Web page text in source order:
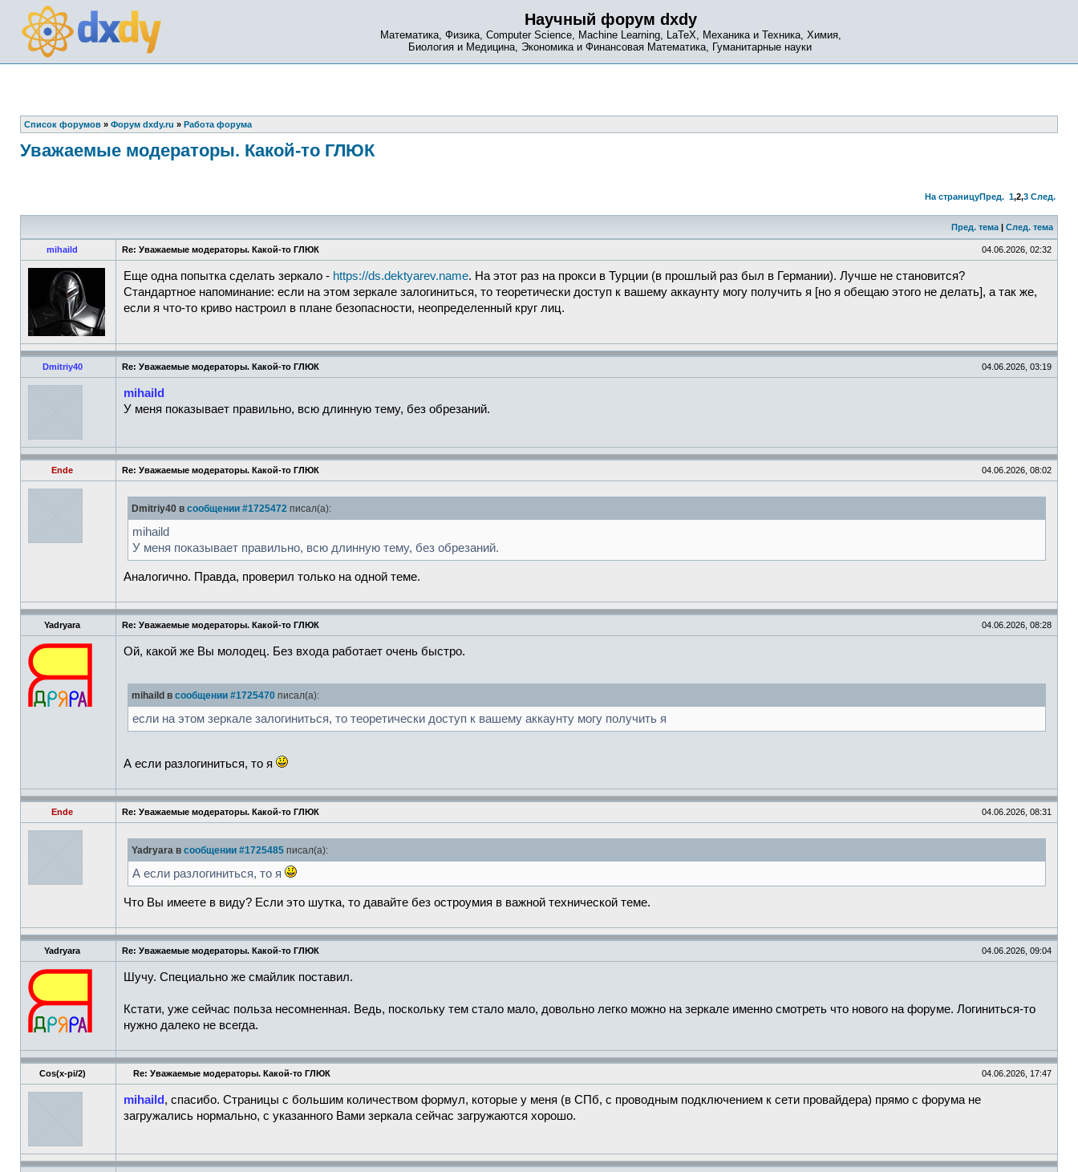
Научный форум dxdy
Математика, Физика, Computer Science, Machine Learning, LaTeX, Механика и Техника, Химия,
Биология и Медицина, Экономика и Финансовая Математика, Гуманитарные науки
Список форумов » Форум dxdy.ru » Работа форума
Уважаемые модераторы. Какой-то ГЛЮК
На страницуПред. 1,2,3 След.
Пред. тема | След. тема
mihaild Re: Уважаемые модераторы. Какой-то ГЛЮК 04.06.2026, 02:32
Еще одна попытка сделать зеркало - https://ds.dektyarev.name. На этот раз на прокси в Турции (в прошлый раз был в Германии). Лучше не становится?
Стандартное напоминание: если на этом зеркале залогиниться, то теоретически доступ к вашему аккаунту могу получить я [но я обещаю этого не делать], а так же,
если я что-то криво настроил в плане безопасности, неопределенный круг лиц.
Dmitriy40 Re: Уважаемые модераторы. Какой-то ГЛЮК 04.06.2026, 03:19
mihaild
У меня показывает правильно, всю длинную тему, без обрезаний.
Ende Re: Уважаемые модераторы. Какой-то ГЛЮК 04.06.2026, 08:02
Dmitriy40 в сообщении #1725472 писал(а):
mihaild
У меня показывает правильно, всю длинную тему, без обрезаний.
Аналогично. Правда, проверил только на одной теме.
Yadryara Re: Уважаемые модераторы. Какой-то ГЛЮК 04.06.2026, 08:28
Ой, какой же Вы молодец. Без входа работает очень быстро.
mihaild в сообщении #1725470 писал(а):
если на этом зеркале залогиниться, то теоретически доступ к вашему аккаунту могу получить я
А если разлогиниться, то я
Ende Re: Уважаемые модераторы. Какой-то ГЛЮК 04.06.2026, 08:31
Yadryara в сообщении #1725485 писал(а):
А если разлогиниться, то я
Что Вы имеете в виду? Если это шутка, то давайте без остроумия в важной технической теме.
Yadryara Re: Уважаемые модераторы. Какой-то ГЛЮК 04.06.2026, 09:04
Шучу. Специально же смайлик поставил.
Кстати, уже сейчас польза несомненная. Ведь, поскольку тем стало мало, довольно легко можно на зеркале именно смотреть что нового на форуме. Логиниться-то
нужно далеко не всегда.
Cos(x-pi/2) Re: Уважаемые модераторы. Какой-то ГЛЮК 04.06.2026, 17:47
mihaild , спасибо. Страницы с большим количеством формул, которые у меня (в СПб, с проводным подключением к сети провайдера) прямо с форума не
загружались нормально, с указанного Вами зеркала сейчас загружаются хорошо.